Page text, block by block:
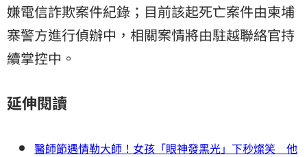
嫌電信詐欺案件紀錄；目前該起死亡案件由柬埔
寨警方進行偵辦中，相關案情將由駐越聯絡官持
續掌控中。
延伸閱讀
醫師節遇情勒大師！女孩「眼神發黑光」下秒燦笑 他